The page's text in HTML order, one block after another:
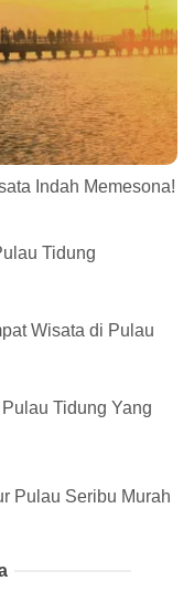
Indah Memesona!
Tidung
Wisata di Pulau
Tidung Yang
Pulau Seribu Murah